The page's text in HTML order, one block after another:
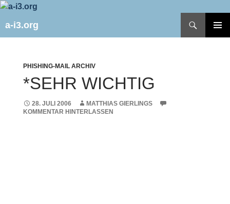
Zum
springen
a-i3.org
PHISHING-MAIL ARCHIV
*SEHR WICHTIG
28. JULI 2006
MATTHIAS GIERLINGS
KOMMENTAR HINTERLASSEN